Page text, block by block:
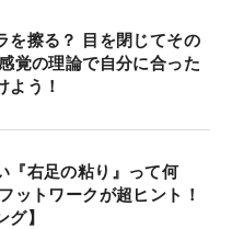
を擦る？ 目を閉じてその
覚の理論で自分に合った
よう！
『右足の粘り』って何
ットワークが超ヒント！
グ】